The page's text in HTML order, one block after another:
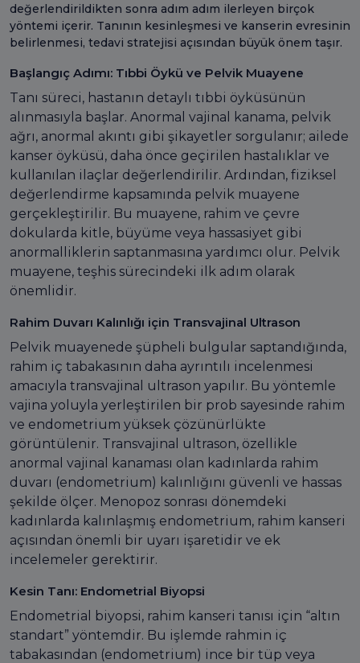
değerlendirildikten sonra adım adım ilerleyen birçok
yöntemi içerir. Tanının kesinleşmesi ve kanserin evresinin
belirlenmesi, tedavi stratejisi açısından büyük önem taşır.
Başlangıç Adımı: Tıbbi Öykü ve Pelvik Muayene
Tanı süreci, hastanın detaylı tıbbi öyküsünün
alınmasıyla başlar. Anormal vajinal kanama, pelvik
ağrı, anormal akıntı gibi şikayetler sorgulanır; ailede
kanser öyküsü, daha önce geçirilen hastalıklar ve
kullanılan ilaçlar değerlendirilir. Ardından, fiziksel
değerlendirme kapsamında pelvik muayene
gerçekleştirilir. Bu muayene, rahim ve çevre
dokularda kitle, büyüme veya hassasiyet gibi
anormalliklerin saptanmasına yardımcı olur. Pelvik
muayene, teşhis sürecindeki ilk adım olarak
önemlidir.
Rahim Duvarı Kalınlığı için Transvajinal Ultrason
Pelvik muayenede şüpheli bulgular saptandığında,
rahim iç tabakasının daha ayrıntılı incelenmesi
amacıyla transvajinal ultrason yapılır. Bu yöntemle
vajina yoluyla yerleştirilen bir prob sayesinde rahim
ve endometrium yüksek çözünürlükte
görüntülenir. Transvajinal ultrason, özellikle
anormal vajinal kanaması olan kadınlarda rahim
duvarı (endometrium) kalınlığını güvenli ve hassas
şekilde ölçer. Menopoz sonrası dönemdeki
kadınlarda kalınlaşmış endometrium, rahim kanseri
açısından önemli bir uyarı işaretidir ve ek
incelemeler gerektirir.
Kesin Tanı: Endometrial Biyopsi
Endometrial biyopsi, rahim kanseri tanısı için “altın
standart” yöntemdir. Bu işlemde rahmin iç
tabakasından (endometrium) ince bir tüp veya